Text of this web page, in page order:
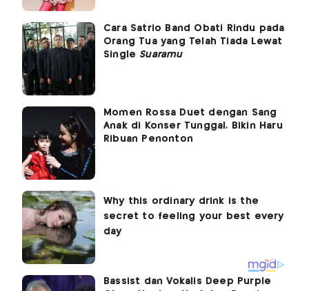
Cara Satrio Band Obati Rindu pada
Orang Tua yang Telah Tiada Lewat
Single Suaramu
Momen Rossa Duet dengan Sang
Anak di Konser Tunggal, Bikin Haru
Ribuan Penonton
Bassist dan Vokalis Deep Purple